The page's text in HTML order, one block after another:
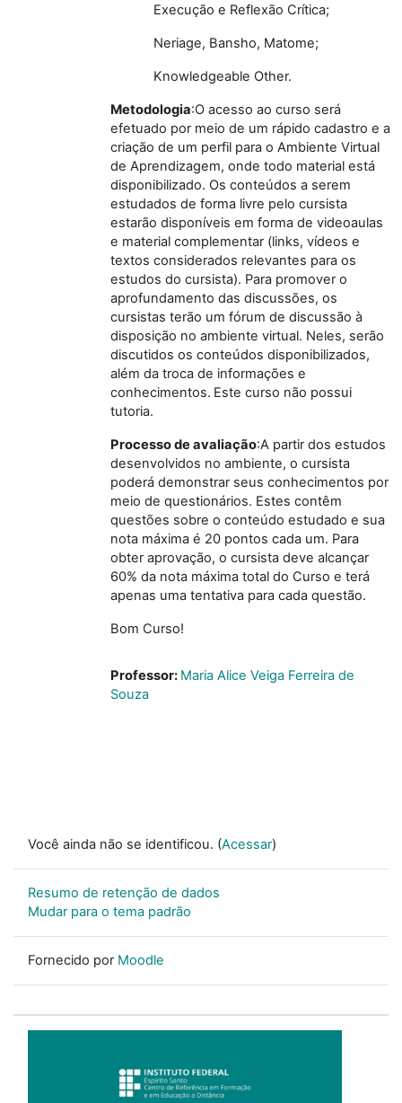
Execução e Reflexão Crítica;
Neriage, Bansho, Matome;
Knowledgeable Other.
Metodologia:O acesso ao curso será
efetuado por meio de um rápido cadastro e a
criação de um perfil para o Ambiente Virtual
de Aprendizagem, onde todo material está
disponibilizado. Os conteúdos a serem
estudados de forma livre pelo cursista
estarão disponíveis em forma de videoaulas
e material complementar (links, vídeos e
textos considerados relevantes para os
estudos do cursista). Para promover o
aprofundamento das discussões, os
cursistas terão um fórum de discussão à
disposição no ambiente virtual. Neles, serão
discutidos os conteúdos disponibilizados,
além da troca de informações e
conhecimentos. Este curso não possui
tutoria.
Processo de avaliação:A partir dos estudos
desenvolvidos no ambiente, o cursista
poderá demonstrar seus conhecimentos por
meio de questionários. Estes contêm
questões sobre o conteúdo estudado e sua
nota máxima é 20 pontos cada um. Para
obter aprovação, o cursista deve alcançar
60% da nota máxima total do Curso e terá
apenas uma tentativa para cada questão.
Bom Curso!
Professor: Maria Alice Veiga Ferreira de
Souza
Você ainda não se identificou. (Acessar)
Resumo de retenção de dados
Mudar para o tema padrão
Fornecido por Moodle